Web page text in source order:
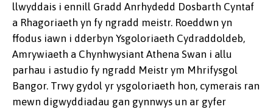
llwyddais i ennill Gradd Anrhydedd Dosbarth Cyntaf
a Rhagoriaeth yn fy ngradd meistr. Roeddwn yn
ffodus iawn i dderbyn Ysgoloriaeth Cydraddoldeb,
Amrywiaeth a Chynhwysiant Athena Swan i allu
parhau i astudio fy ngradd Meistr ym Mhrifysgol
Bangor. Trwy gydol yr ysgoloriaeth hon, cymerais ran
mewn digwyddiadau gan gynnwys un ar gyfer